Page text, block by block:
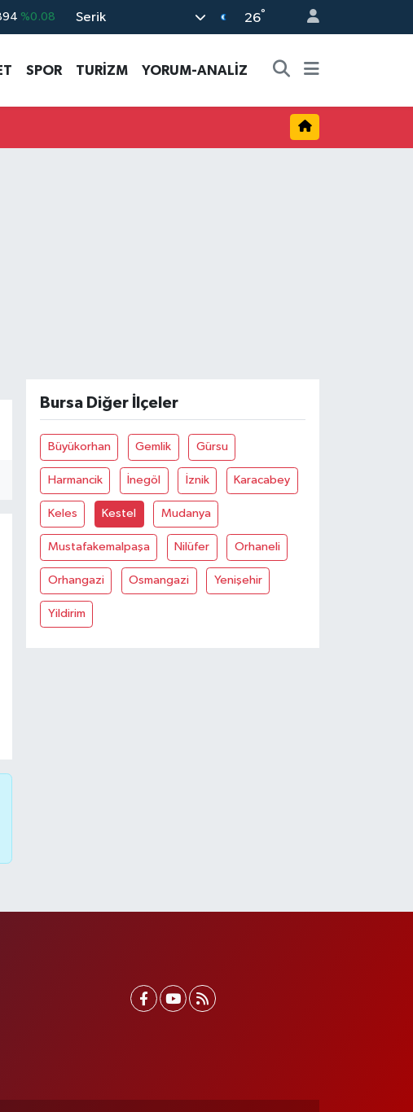
%0.08
%0.16
%4.44
Serik 26°
SPOR TURİZM YORUM-ANALİZ
Bursa Diğer İlçeler
Büyükorhan Gemlik Gürsu
Harmancik İnegöl İznik Karacabey
Keles Kestel Mudanya
Mustafakemalpaşa Nilüfer Orhaneli
Orhangazi Osmangazi Yenişehir
Yildirim